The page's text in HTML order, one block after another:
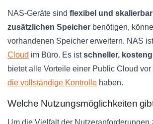
NAS-Geräte sind flexibel und skalierbar
zusätzlichen Speicher benötigen,
vorhandenen Speicher erweitern. NAS
Cloud im Büro. Es istschneller,
bietet alle Vorteile einer Public Cloud vor
die vollständige Kontrolle haben.
Welche Nutzungsmöglichkeiten
Um die Vielfalt der Nutzeranforderungen